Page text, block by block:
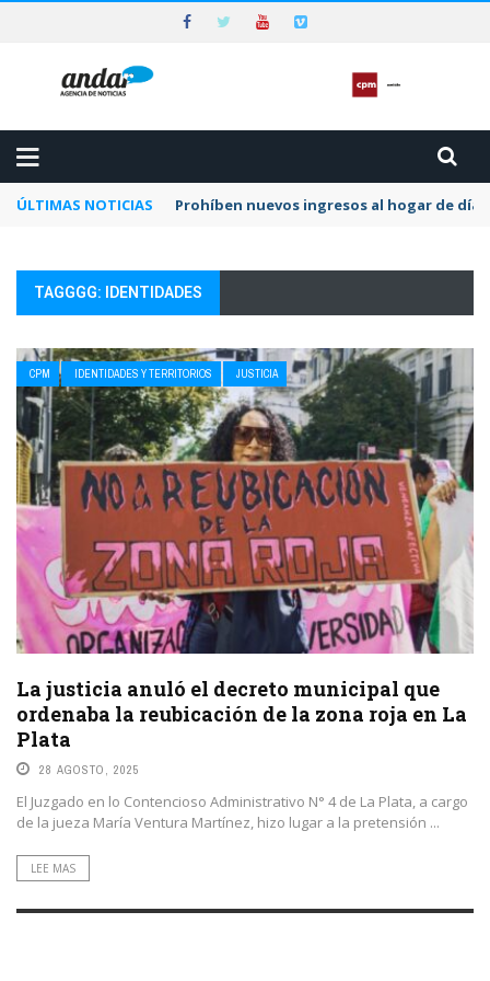
ÚLTIMAS NOTICIAS Preocupa a la CPM la dilación y el letargo
TAGGGG: IDENTIDADES
CPM IDENTIDADES Y TERRITORIOS JUSTICIA
La justicia anuló el decreto municipal que
ordenaba la reubicación de la zona roja en La
Plata
28 AGOSTO, 2025
El Juzgado en lo Contencioso Administrativo N° 4 de La Plata, a cargo
de la jueza María Ventura Martínez, hizo lugar a la pretensión ...
LEE MAS